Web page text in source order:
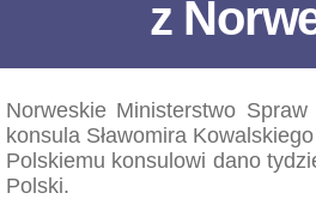
z
Norweskie Ministerstwo Spraw
konsula Sławomira
Polskiemu konsulowi dano
Polski.